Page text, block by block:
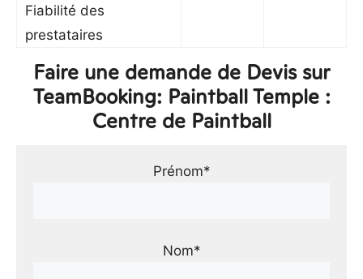
Fiabilité des
prestataires
Faire une demande de Devis sur
TeamBooking: Paintball Temple :
Centre de Paintball
Prénom*
Nom*